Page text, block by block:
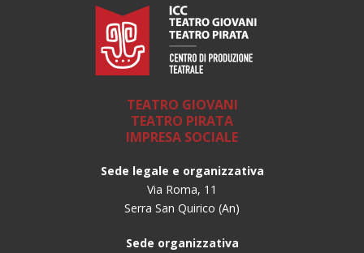
TEATRO GIOVANI
TEATRO PIRATA
IMPRESA SOCIALE
Sede legale e organizzativa
Via Roma, 11
Serra San Quirico (An)
Sede organizzativa